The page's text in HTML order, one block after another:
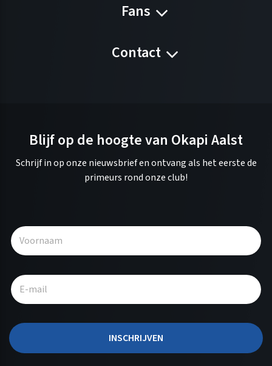
Fans
Contact
Blijf op de hoogte van Okapi Aalst
Schrijf in op onze nieuwsbrief en ontvang als het eerste de
primeurs rond onze club!
INSCHRIJVEN
l
r
t